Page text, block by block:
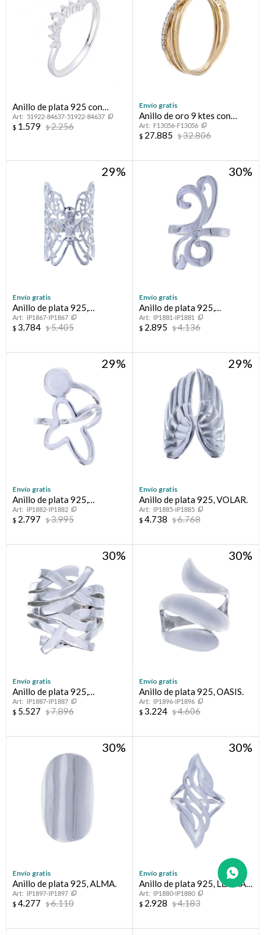
Anillo de plata 925 con
circonias, CORONITA.
51922-84637-51922-84637
$ 1.579 $2.256
Envío gratis
Anillo de oro 9 ktes con
circonias.
F13056-F13056
$ 27.885 $32.806
29
Envío gratis
Anillo de plata 925,
MARIPOSA.
IP1867-IP1867
$ 3.784 $5.405
30
Envío gratis
Anillo de plata 925,
CLEOPATRA.
IP1881-IP1881
$ 2.895 $4.136
29
Envío gratis
Anillo de plata 925,
ESPERANZA.
IP1882-IP1882
$ 2.797 $3.995
29
Envío gratis
Anillo de plata 925, VOLAR.
IP1885-IP1885
$ 4.738 $6.768
30
Envío gratis
Anillo de plata 925,
CAMINOS.
IP1887-IP1887
$ 5.527 $7.896
30
Envío gratis
Anillo de plata 925, OASIS.
IP1896-IP1896
$ 3.224 $4.606
30
Envío gratis
Anillo de plata 925, ALMA.
IP1897-IP1897
$ 4.277 $6.110
30
Envío gratis
Anillo de plata 925, LLAMA
DE FUEGO:
IP1880-IP1880
$ 2.928 $4.183